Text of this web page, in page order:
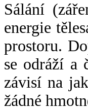
Sálání
energie
prostoru.
se odráží a
závisí na
žádné